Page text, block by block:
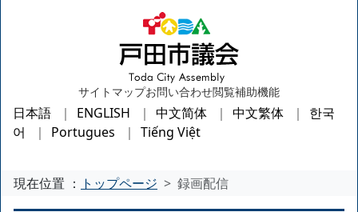
サイトマップお問い合わせ閲覧補助機能
日本語 ENGLISH 中文简体 中文繁体
한국
어
Portugues Tiếng Việt
現在位置 ： トップページ 録画配信